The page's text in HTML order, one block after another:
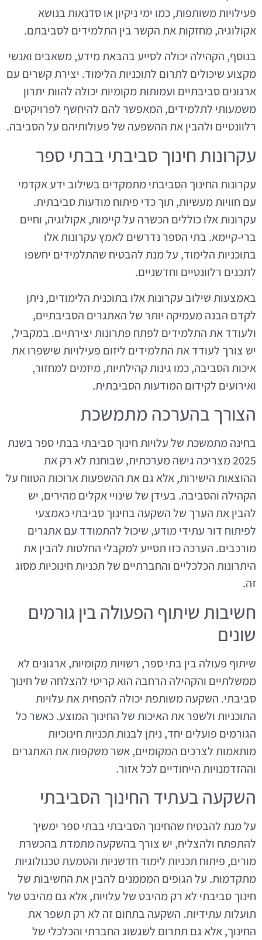
פעילויות משותפות, כמו ימי ניקיון או סדנאות בנושא
אקולוגיה, מחזקות את הקשר בין התלמידים לסביבתם.
בנוסף, הקהילה יכולה לסייע בהבאת מידע, משאבים ואנשי
מקצוע שיכולים לתרום לתוכניות הלימוד. יצירת קשרים עם
ארגונים סביבתיים ועמותות מקומיות יכולה להוות יתרון
משמעותי לתלמידים, המאפשר להם להיחשף לפרויקטים
רלוונטיים ולהבין את ההשפעה של פעולותיהם על הסביבה.
עקרונות חינוך סביבתי בבתי ספר
עקרונות החינוך הסביבתי מתמקדים בשילוב ידע אקדמי
עם חוויות מעשיות, תוך כדי פיתוח מודעות סביבתית.
עקרונות אלו כוללים הכשרה על קיימות, אקולוגיה, וחיים
ברי-קיימא. בתי הספר נדרשים לאמץ עקרונות אלו
בתוכניות הלימוד, על מנת להבטיח שהתלמידים יחשפו
לתכנים רלוונטיים וחדשניים.
באמצעות שילוב עקרונות אלו בתוכנית הלימודים, ניתן
לקדם הבנה מעמיקה יותר של האתגרים הסביבתיים,
ולעודד את התלמידים לפתח פתרונות יצירתיים. במקביל,
יש צורך לעודד את התלמידים ליזום פעילויות שישפרו את
איכות הסביבה, כמו גינות קהילתיות, מיזמים למחזור,
ואירועים לקידום המודעות הסביבתית.
הצורך בהערכה מתמשכת
בחינה מתמשכת של עלויות חינוך סביבתי בבתי ספר בשנת
2025 מצריכה גישה מערכתית, שבוחנת לא רק את
ההוצאות הישירות, אלא גם את ההשפעות ארוכות הטווח על
הקהילה והסביבה. בעידן של שינויי אקלים מהירים, יש
להבין את הערך של השקעה בחינוך סביבתי כאמצעי
לפיתוח דור עתידי מודע, שיכול להתמודד עם אתגרים
מורכבים. הערכה כזו תסייע למקבלי החלטות להבין את
היתרונות הכלכליים והחברתיים של תכניות חינוכיות מסוג
זה.
חשיבות שיתוף הפעולה בין גורמים
שונים
שיתוף פעולה בין בתי ספר, רשויות מקומיות, ארגונים לא
ממשלתיים והקהילה הרחבה הוא קריטי להצלחה של חינוך
סביבתי. השקעה משותפת יכולה להפחית את עלויות
התוכניות ולשפר את האיכות של החינוך המוצע. כאשר כל
הגורמים פועלים יחד, ניתן לבנות תכניות חינוכיות
מותאמות לצרכים המקומיים, אשר משקפות את האתגרים
וההזדמנויות הייחודיים לכל אזור.
השקעה בעתיד החינוך הסביבתי
על מנת להבטיח שהחינוך הסביבתי בבתי ספר ימשיך
להתפתח ולהצליח, יש צורך בהשקעה מתמדת בהכשרת
מורים, פיתוח תכניות לימוד חדשניות והטמעת טכנולוגיות
מתקדמות. על הגופים המממנים להבין את החשיבות של
חינוך סביבתי לא רק מהיבט של עלויות, אלא גם מהיבט של
תועלות עתידיות. השקעה בתחום זה לא רק תשפר את
החינוך, אלא גם תתרום לשגשוג החברתי והכלכלי של